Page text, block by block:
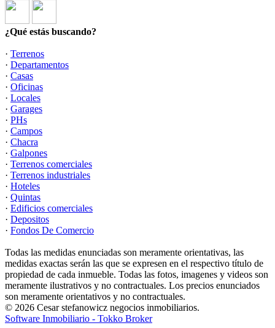
¿Qué estás buscando?
· Terrenos
· Departamentos
· Casas
· Oficinas
· Locales
· Garages
· PHs
· Campos
· Chacra
· Galpones
· Terrenos comerciales
· Terrenos industriales
· Hoteles
· Quintas
· Edificios comerciales
· Depositos
· Fondos De Comercio
Todas las medidas enunciadas son meramente orientativas, las
medidas exactas serán las que se expresen en el respectivo título de
propiedad de cada inmueble. Todas las fotos, imagenes y videos son
meramente ilustrativos y no contractuales. Los precios enunciados
son meramente orientativos y no contractuales.
© 2026 Cesar stefanowicz negocios inmobiliarios.
Software Inmobiliario - Tokko Broker